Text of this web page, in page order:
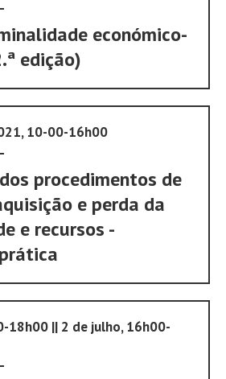
económico-
edição)
10-00-16h00
procedimentos de
e perda da
e recursos -
18h00 || 2 de julho, 16h00-